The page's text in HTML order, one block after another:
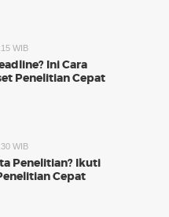
WIB
Ini Cara
Penelitian Cepat
WIB
Penelitian? Ikuti
Cepat